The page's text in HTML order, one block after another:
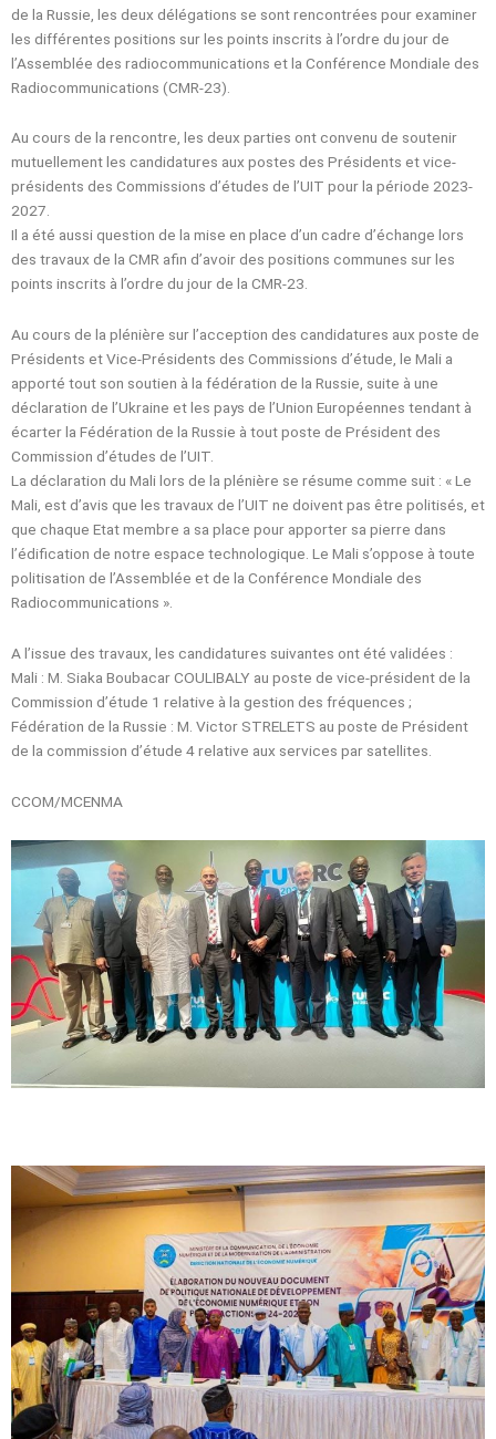
de la Russie, les deux délégations se sont rencontrées pour examiner
les différentes positions sur les points inscrits à l’ordre du jour de
l’Assemblée des radiocommunications et la Conférence Mondiale des
Radiocommunications (CMR-23).
Au cours de la rencontre, les deux parties ont convenu de soutenir
mutuellement les candidatures aux postes des Présidents et vice-
présidents des Commissions d’études de l’UIT pour la période 2023-
2027.
Il a été aussi question de la mise en place d’un cadre d’échange lors
des travaux de la CMR afin d’avoir des positions communes sur les
points inscrits à l’ordre du jour de la CMR-23.
Au cours de la plénière sur l’acception des candidatures aux poste de
Présidents et Vice-Présidents des Commissions d’étude, le Mali a
apporté tout son soutien à la fédération de la Russie, suite à une
déclaration de l’Ukraine et les pays de l’Union Européennes tendant à
écarter la Fédération de la Russie à tout poste de Président des
Commission d’études de l’UIT.
La déclaration du Mali lors de la plénière se résume comme suit : « Le
Mali, est d’avis que les travaux de l’UIT ne doivent pas être politisés, et
que chaque Etat membre a sa place pour apporter sa pierre dans
l’édification de notre espace technologique. Le Mali s’oppose à toute
politisation de l’Assemblée et de la Conférence Mondiale des
Radiocommunications ».
A l’issue des travaux, les candidatures suivantes ont été validées :
Mali : M. Siaka Boubacar COULIBALY au poste de vice-président de la
Commission d’étude 1 relative à la gestion des fréquences ;
Fédération de la Russie : M. Victor STRELETS au poste de Président
de la commission d’étude 4 relative aux services par satellites.
CCOM/MCENMA